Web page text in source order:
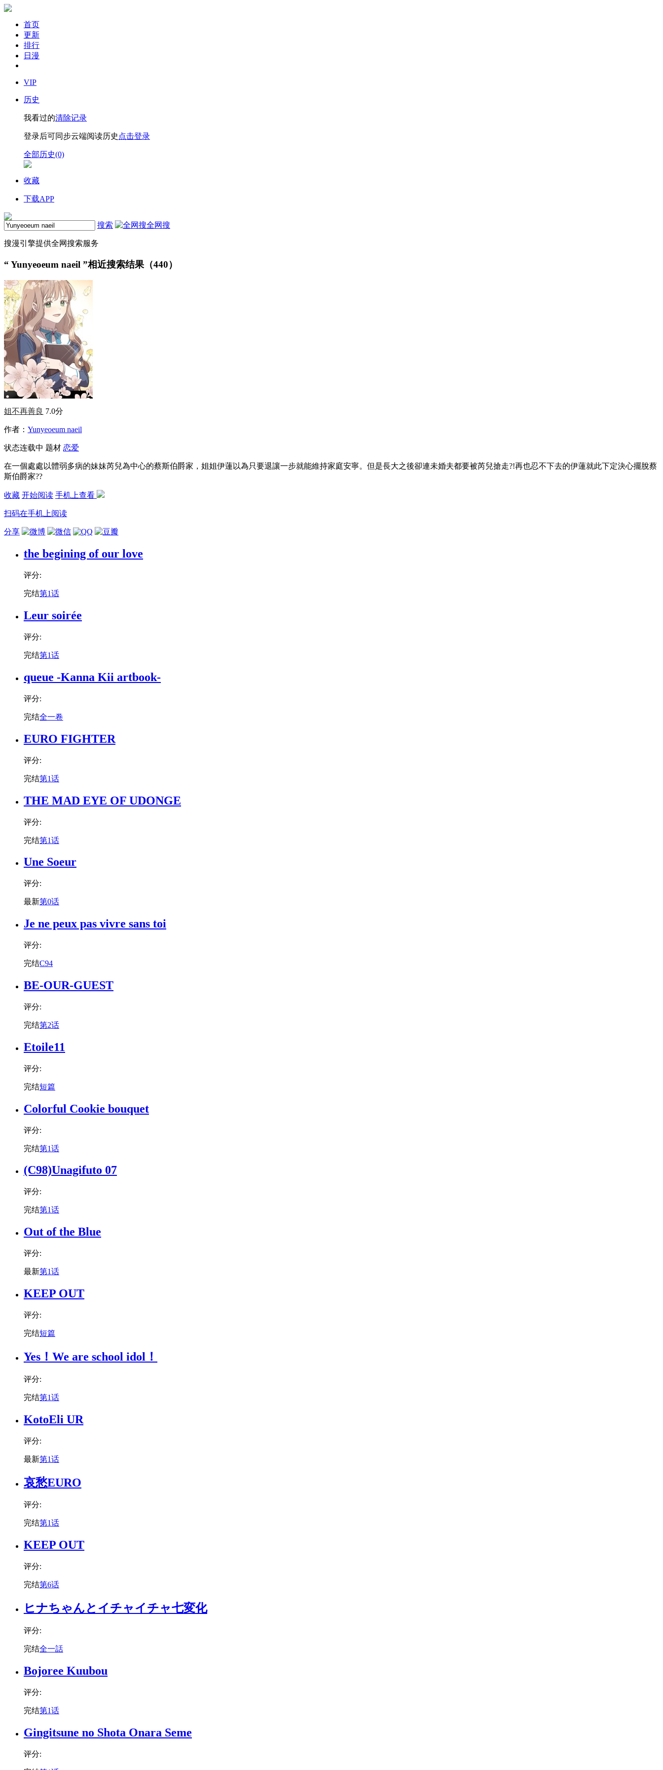
首页
更新
排行
日漫
VIP
历史
我看过的清除记录
登录后可同步云端阅读历史 点击登录
全部历史(0)
收藏
下载APP
搜索 全网搜
搜漫引擎提供全网搜索服务
“ Yunyeoeum naeil ”相近搜索结果（440）
姐不再善良 7.0分
作者： Yunyeoeum naeil
状态连载中 题材 恋爱
在一個處處以體弱多病的妹妹芮兒為中心的蔡斯伯爵家，姐姐伊蓮以為只要退讓一步就能維持家庭安寧。但是長大之後卻連未婚夫都要被芮兒搶走?!再也忍不下去的伊蓮就此下定決心擺脫蔡
斯伯爵家??
收藏 开始阅读 手机上查看
扫码在手机上阅读
分享
the begining of our love
评分:
完结第1话
Leur soirée
评分:
完结第1话
queue -Kanna Kii artbook-
评分:
完结全一卷
EURO FIGHTER
评分:
完结第1话
THE MAD EYE OF UDONGE
评分:
完结第1话
Une Soeur
评分:
最新第0话
Je ne peux pas vivre sans toi
评分:
完结C94
BE-OUR-GUEST
评分:
完结第2话
Etoile11
评分:
完结短篇
Colorful Cookie bouquet
评分:
完结第1话
(C98)Unagifuto 07
评分:
完结第1话
Out of the Blue
评分:
最新第1话
KEEP OUT
评分:
完结短篇
Yes！We are school idol！
评分:
完结第1话
KotoEli UR
评分:
最新第1话
哀愁EURO
评分:
完结第1话
KEEP OUT
评分:
完结第6话
ヒナちゃんとイチャイチャ七変化
评分:
完结全一話
Bojoree Kuubou
评分:
完结第1话
Gingitsune no Shota Onara Seme
评分: